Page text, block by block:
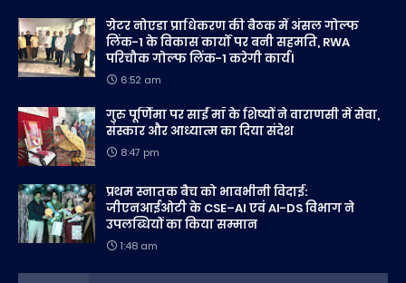
ग्रेटर नोएडा प्राधिकरण की बैठक में अंसल गोल्फ
लिंक-1 के विकास कार्यों पर बनी सहमति, RWA
परिचौक गोल्फ लिंक-1 करेगी कार्य।
6:52 am
गुरु पूर्णिमा पर साईं माँ के शिष्यों ने वाराणसी में सेवा,
संस्कार और आध्यात्म का दिया संदेश
8:47 pm
प्रथम स्नातक बैच को भावभीनी विदाई:
जीएनआईओटी के CSE–AI एवं AI-DS विभाग ने
उपलब्धियों का किया सम्मान
1:48 am